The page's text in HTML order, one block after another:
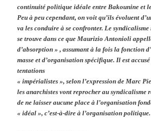
continuité politique idéale entre Bakounine et
Peu à peu cependant, on voit qu’ils évoluent
va les conduire à se confronter. Le
se trouve dans ce que Maurizio Antonioli
d’absorption » , assumant à la fois la fonction
masse et d’organisation spécifique. Il est
tentations
« impérialistes », selon l’expression de Marc
les anarchistes vont reprocher au syndicalisme
de ne laisser aucune place à l’organisation
« idéal », c’est-à-dire à l’organisation politique.